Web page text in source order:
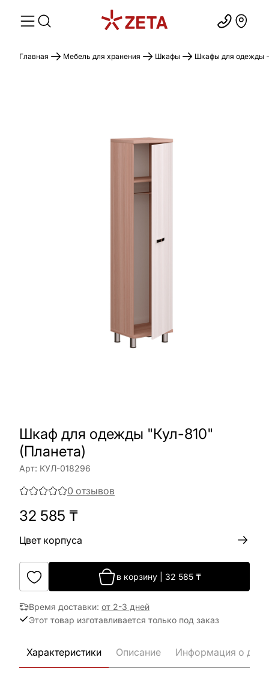
Главная Мебель для хранения Шкафы Шкафы для одежды
Шкаф для одежды "Кул-810"
(Планета)
Арт: КУЛ-018296
0 отзывов
32 585 ₸
Цвет корпуса
в корзину 32 585 ₸
Время доставки: от 2-3 дней
Этот товар изготавливается только под заказ
Характеристики Описание Информация о